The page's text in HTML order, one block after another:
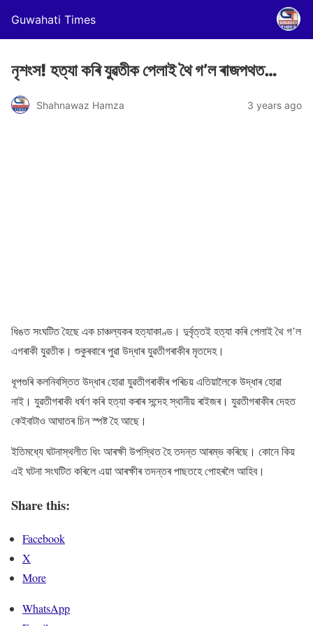
Guwahati Times
নৃশংস! হত্যা কৰি যুৱতীক পেলাই থৈ গ’ল ৰাজপথত…
Shahnawaz Hamza 3 years ago
ধিঙত সংঘটিত হৈছে এক চাঞ্চল্যকৰ হত্যাকাণ্ড। দুৰ্বৃত্তই হত্যা কৰি পেলাই থৈ গ’ল
এগৰাকী যুৱতীক। শুকুৰবাৰে পুৱা উদ্ধাৰ যুৱতীগৰাকীৰ মৃতদেহ।
ধূপগুৰি কলনিবস্তিত উদ্ধাৰ হোৱা যুৱতীগৰাকীৰ পৰিচয় এতিয়ালৈকে উদ্ধাৰ হোৱা
নাই। যুৱতীগৰাকী ধৰ্ষণ কৰি হত্যা কৰাৰ সন্দেহ স্থানীয় ৰাইজৰ। যুৱতীগৰাকীৰ দেহত
কেইবাটাও আঘাতৰ চিন স্পষ্ট হৈ আছে।
ইতিমধ্যে ঘটনাস্থলীত ধিং আৰক্ষী উপস্থিত হৈ তদন্ত আৰম্ভ কৰিছে। কোনে কিয়
এই ঘটনা সংঘটিত কৰিলে এয়া আৰক্ষীৰ তদন্তৰ পাছতহে পোহৰলৈ আহিব।
Share this:
Facebook
X
More
WhatsApp